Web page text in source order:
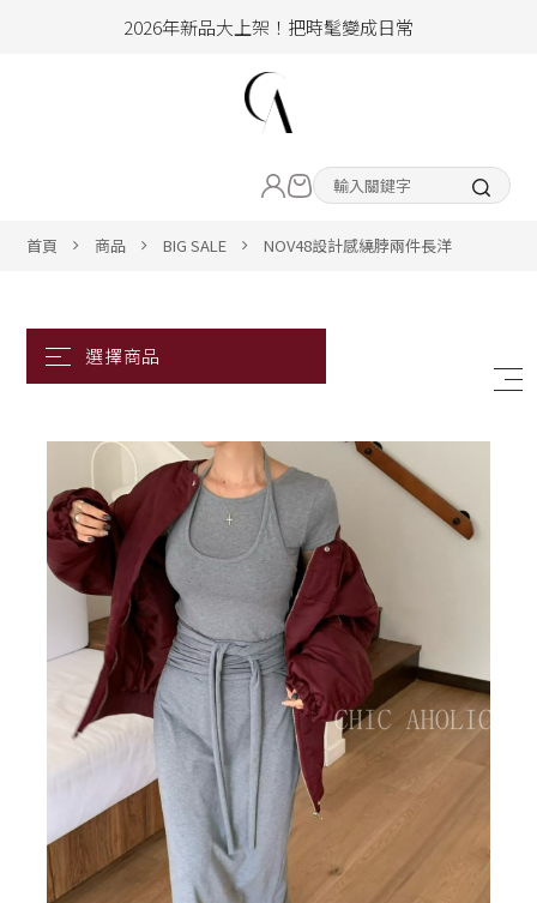
2026年新品大上架！把時髦變成日常
hello !! Happy to 2026
2026年新品大上架！把時髦變成日常
CLOTHING
BOTTOM
ACC&SHOE
BIG SALE
CA made
首頁 商品 BIG SALE NOV48設計感繞脖兩件長洋